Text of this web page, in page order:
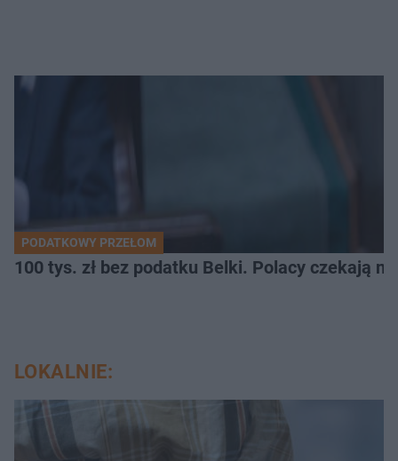
PODATKOWY PRZEŁOM
100 tys. zł bez podatku Belki. Polacy czekają
LOKALNIE: